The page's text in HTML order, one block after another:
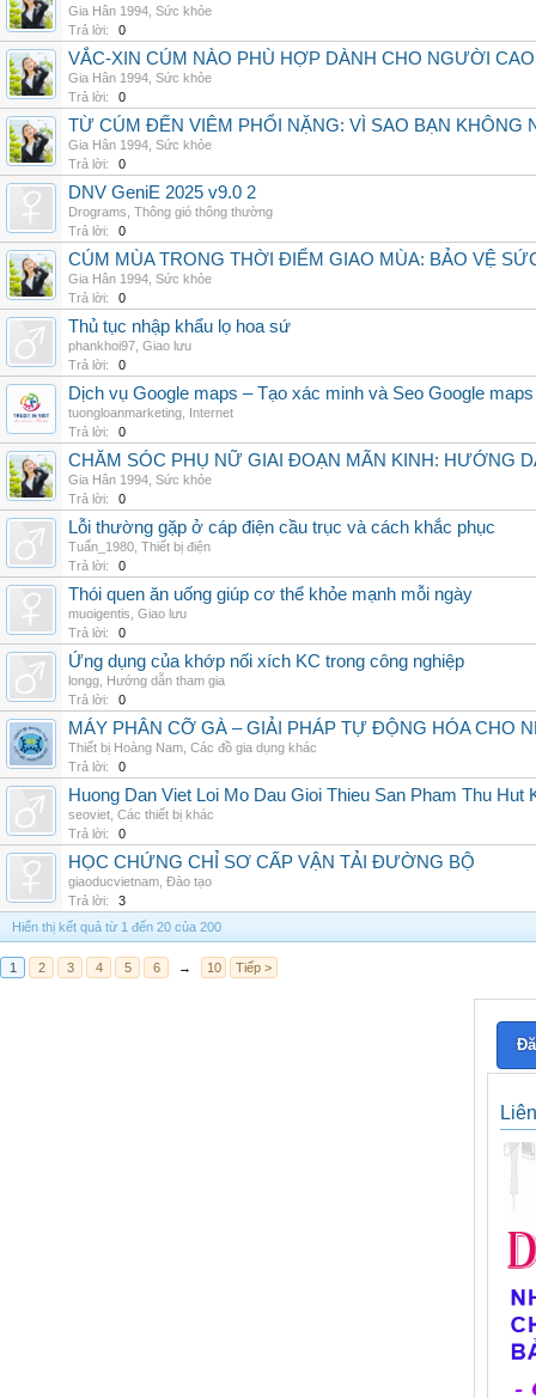
Gia Hân 1994 Sức khỏe
Trả lời:
0
VẮC-XIN CÚM NÀO PHÙ HỢP DÀNH CHO NGƯỜI
Gia Hân 1994 Sức khỏe
Trả lời:
0
TỪ CÚM ĐẾN VIÊM PHỔI NẶNG: VÌ SAO BẠN KHÔNG
Gia Hân 1994 Sức khỏe
Trả lời:
0
DNV GeniE 2025 v9.0 2
Drograms Thông gió thông thường
Trả lời:
0
CÚM MÙA TRONG THỜI ĐIỂM GIAO MÙA: BẢO VỆ
Gia Hân 1994 Sức khỏe
Trả lời:
0
Thủ tục nhập khẩu lọ hoa sứ
phankhoi97 Giao lưu
Trả lời:
0
Dịch vụ Google maps – Tạo xác minh và Seo Google
tuongloanmarketing Internet
Trả lời:
0
CHĂM SÓC PHỤ NỮ GIAI ĐOẠN MÃN KINH: HƯỚNG
Gia Hân 1994 Sức khỏe
Trả lời:
0
Lỗi thường gặp ở cáp điện cầu trục và cách khắc phục
Tuấn_1980 Thiết bị điện
Trả lời:
0
Thói quen ăn uống giúp cơ thể khỏe mạnh mỗi ngày
muoigentis Giao lưu
Trả lời:
0
Ứng dụng của khớp nối xích KC trong công nghiệp
longg Hướng dẫn tham gia
Trả lời:
0
MÁY PHÂN CỠ GÀ – GIẢI PHÁP TỰ ĐỘNG HÓA CHO
Thiết bị Hoàng Nam Các đồ gia dụng khác
Trả lời:
0
Huong Dan Viet Loi Mo Dau Gioi Thieu San Pham Thu Hut
seoviet Các thiết bị khác
Trả lời:
0
HỌC CHỨNG CHỈ SƠ CẤP VẬN TẢI ĐƯỜNG BỘ
giaoducvietnam Đào tạo
Trả lời:
3
Hiển thị kết quả từ 1 đến 20 của 200
1 2 3 4 5 6 → 10 Tiếp >